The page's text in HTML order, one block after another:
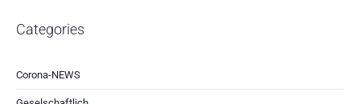
Categories
Corona-NEWS